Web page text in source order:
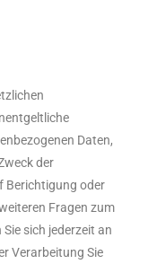
Daten,
der
Berichtigung oder
Fragen zum
sich jederzeit an
Verarbeitung Sie